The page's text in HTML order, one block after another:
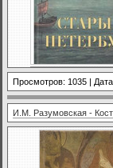
Просмотров: 1035 |
И.М. Разумовская -